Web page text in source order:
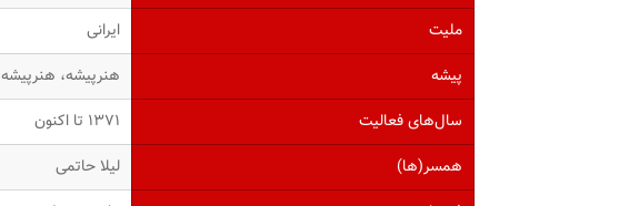
ملیت
ایرانی
پیشه
هنرپیشه، هنرپیشه
سال‌های فعالیت
۱۳۷۱ تا اکنون
همسر(ها)
لیلا حاتمی